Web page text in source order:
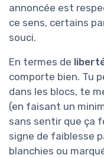
annoncée est
ce sens, certains
souci.
En termes de
comporte bien. Tu
dans les blocs, te
(en faisant un
sans sentir que ça
signe de faiblesse
blanchies ou